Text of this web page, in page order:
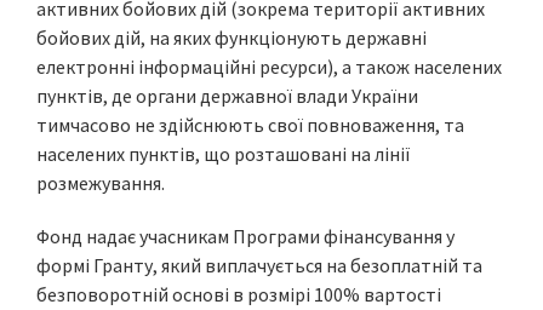
активних бойових дій (зокрема території активних
бойових дій, на яких функціонують державні
електронні інформаційні ресурси), а також населених
пунктів, де органи державної влади України
тимчасово не здійснюють свої повноваження, та
населених пунктів, що розташовані на лінії
розмежування.
Фонд надає учасникам Програми фінансування у
формі Гранту, який виплачується на безоплатній та
безповоротній основі в розмірі 100% вартості